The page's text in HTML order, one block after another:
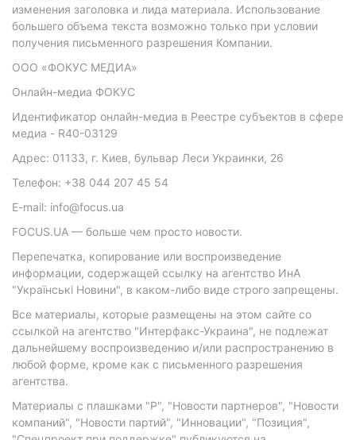
изменения заголовка и лида материала. Использование
большего объема текста возможно только при условии
получения письменного разрешения Компании.
ООО «ФОКУС МЕДИА»
Онлайн-медиа ФОКУС
Идентификатор онлайн-медиа в Реестре субъектов в сфере
медиа - R40-03129
Адрес: 01133, г. Киев, бульвар Леси Украинки, 26
Телефон: +38 044 207 45 54
E-mail: info@focus.ua
FOCUS.UA — больше чем просто новости.
Перепечатка, копирование или воспроизведение
информации, содержащей ссылку на агентство ИнА
"Українські Новини", в каком-либо виде строго запрещены.
Все материалы, которые размещены на этом сайте со
ссылкой на агентство "Интерфакс-Украина", не подлежат
дальнейшему воспроизведению и/или распространению в
любой форме, кроме как с письменного разрешения
агентства.
Материалы с плашками "Р", "Новости партнеров", "Новости
компаний", "Новости партий", "Инновации", "Позиция",